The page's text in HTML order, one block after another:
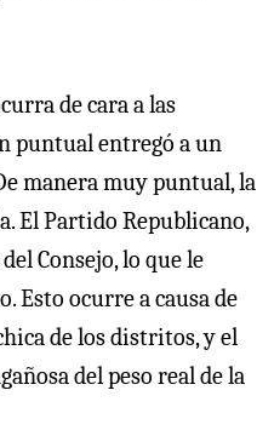
de cara a las
puntual entregó a un
manera muy puntual, la
El Partido Republicano,
Consejo, lo que le
Esto ocurre a causa de
de los distritos, y el
del peso real de la